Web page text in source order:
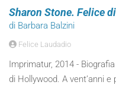
Sharon Stone. Felice
di Barbara Balzini
Felice Laudadio
Imprimatur, 2014 -
di Hollywood. A vent’anni e